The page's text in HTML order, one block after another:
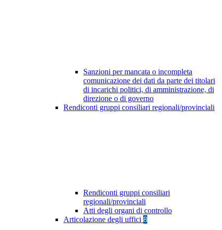
Sanzioni per mancata o incompleta
comunicazione dei dati da parte dei titolari
di incarichi politici, di amministrazione, di
direzione o di governo
Rendiconti gruppi consiliari regionali/provinciali
Rendiconti gruppi consiliari
regionali/provinciali
Atti degli organi di controllo
Articolazione degli uffici 8